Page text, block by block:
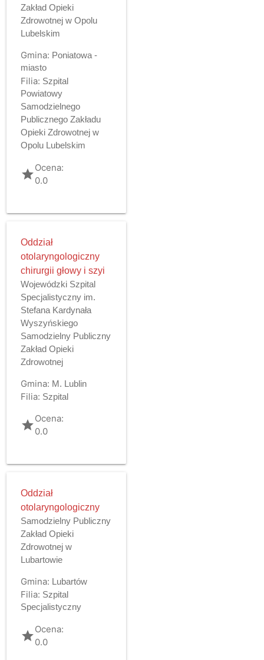
Zakład Opieki
Zdrowotnej w Opolu
Lubelskim
Gmina: Poniatowa -
miasto
Filia: Szpital
Powiatowy
Samodzielnego
Publicznego Zakładu
Opieki Zdrowotnej w
Opolu Lubelskim
gradeOcena:
0.0
Oddział
otolaryngologiczny
chirurgii głowy i szyi
Wojewódzki Szpital
Specjalistyczny im.
Stefana Kardynała
Wyszyńskiego
Samodzielny Publiczny
Zakład Opieki
Zdrowotnej
Gmina: M. Lublin
Filia: Szpital
gradeOcena:
0.0
Oddział
otolaryngologiczny
Samodzielny Publiczny
Zakład Opieki
Zdrowotnej w
Lubartowie
Gmina: Lubartów
Filia: Szpital
Specjalistyczny
gradeOcena:
0.0